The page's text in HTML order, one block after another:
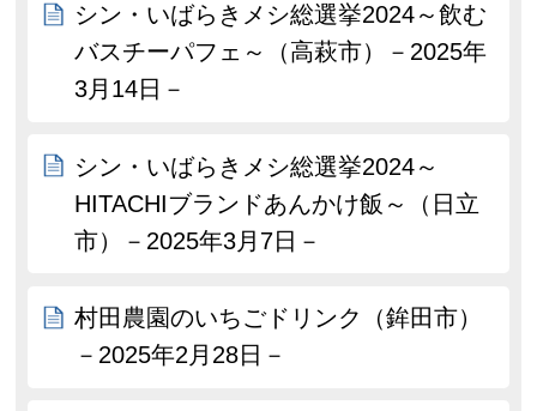
シン・いばらきメシ総選挙2024～飲む
バスチーパフェ～（高萩市）－2025年
3月14日－
シン・いばらきメシ総選挙2024～
HITACHIブランドあんかけ飯～（日立
市）－2025年3月7日－
村田農園のいちごドリンク（鉾田市）
－2025年2月28日－